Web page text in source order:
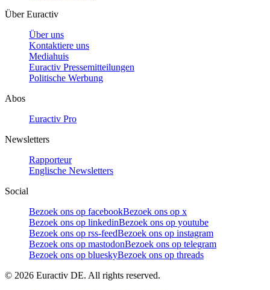
Über Euractiv
Über uns
Kontaktiere uns
Mediahuis
Euractiv Pressemitteilungen
Politische Werbung
Abos
Euractiv Pro
Newsletters
Rapporteur
Englische Newsletters
Social
Bezoek ons op facebookBezoek ons op x
Bezoek ons op linkedinBezoek ons op youtube
Bezoek ons op rss-feedBezoek ons op instagram
Bezoek ons op mastodonBezoek ons op telegram
Bezoek ons op blueskyBezoek ons op threads
© 2026 Euractiv DE. All rights reserved.